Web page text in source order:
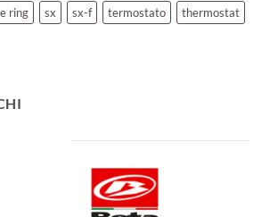
ring sx sx-f termostato
thermostat